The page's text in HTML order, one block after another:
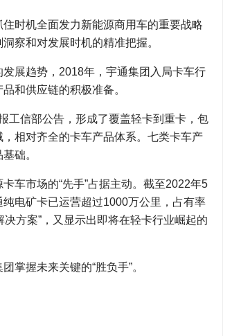
时机全面发力新能源商用车的重要战略
察和对发展时机的精准把握。
展趋势，2018年，宇通集团入局卡车行
和供应链的积极准备。
信部公告，形成了覆盖轻卡到重卡，包
相对齐全的卡车产品体系。七类卡车产
础。
市场的“先手”占据主动。截至2022年5
电矿卡已运营超过1000万公里，占有率
方案”，又显示出即将在轻卡行业崛起的
握未来关键的“胜负手”。